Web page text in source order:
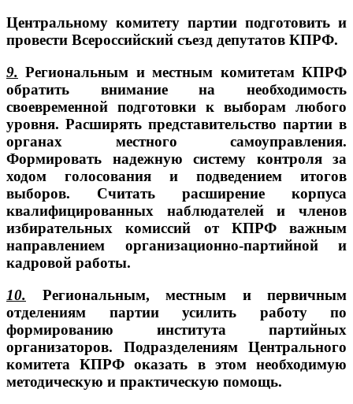
Центральному комитету партии подготовить и
провести Всероссийский съезд депутатов КПРФ.
9. Региональным и местным комитетам КПРФ
обратить внимание на необходимость
своевременной подготовки к выборам любого
уровня. Расширять представительство партии в
органах местного самоуправления.
Формировать надежную систему контроля за
ходом голосования и подведением итогов
выборов. Считать расширение корпуса
квалифицированных наблюдателей и членов
избирательных комиссий от КПРФ важным
направлением организационно-партийной и
кадровой работы.
10. Региональным, местным и первичным
отделениям партии усилить работу по
формированию института партийных
организаторов. Подразделениям Центрального
комитета КПРФ оказать в этом необходимую
методическую и практическую помощь.